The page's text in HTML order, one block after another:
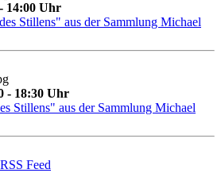
14:00 Uhr
Stillens" aus der Sammlung Michael
- 18:30 Uhr
Stillens" aus der Sammlung Michael
Feed